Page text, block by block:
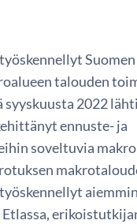
Suomen
talouden
2022
ennuste- ja
soveltuvia